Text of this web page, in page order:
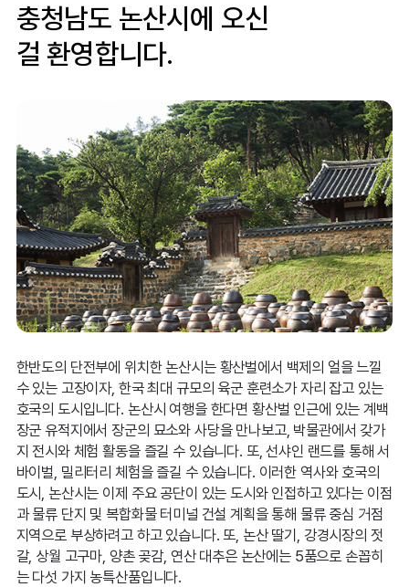
충청남도 논산시에 오신
걸 환영합니다.
한반도의 단전부에 위치한 논산시는 황산벌에서 백제의 얼을 느낄
수 있는 고장이자, 한국 최대 규모의 육군 훈련소가 자리 잡고 있는
호국의 도시입니다. 논산시 여행을 한다면 황산벌 인근에 있는 계백
장군 유적지에서 장군의 묘소와 사당을 만나보고, 박물관에서 갖가
지 전시와 체험 활동을 즐길 수 있습니다. 또, 선샤인 랜드를 통해 서
바이벌, 밀리터리 체험을 즐길 수 있습니다. 이러한 역사와 호국의
도시, 논산시는 이제 주요 공단이 있는 도시와 인접하고 있다는 이점
과 물류 단지 및 복합화물 터미널 건설 계획을 통해 물류 중심 거점
지역으로 부상하려고 하고 있습니다. 또, 논산 딸기, 강경시장의 젓
갈, 상월 고구마, 양촌 곶감, 연산 대추은 논산에는 5품으로 손꼽히
는 다섯 가지 농특산품입니다.